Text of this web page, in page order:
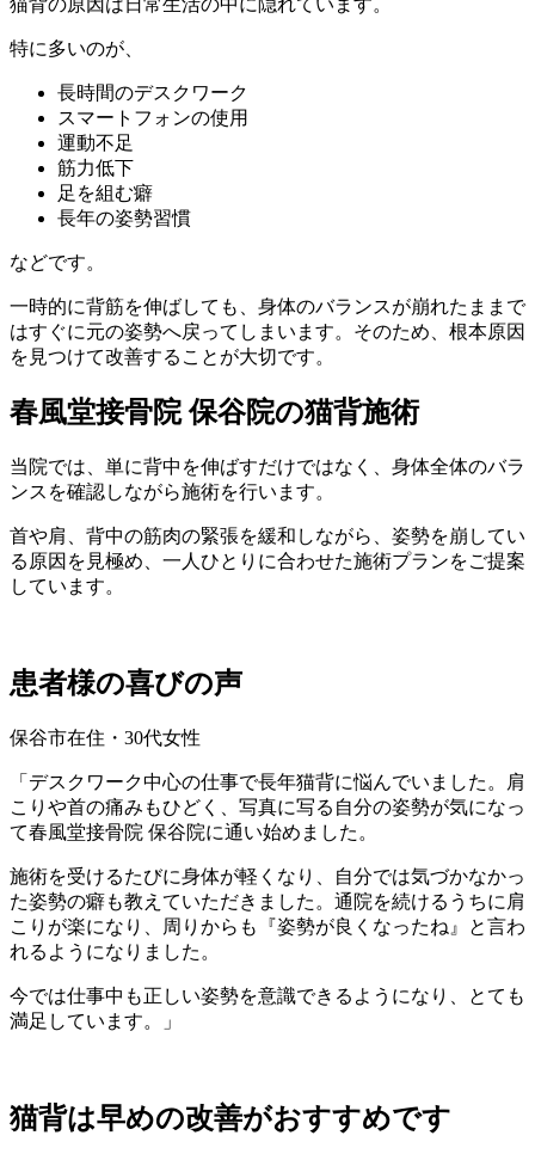
特に多いのが、
長時間のデスクワーク
スマートフォンの使用
運動不足
筋力低下
足を組む癖
長年の姿勢習慣
などです。
一時的に背筋を伸ばしても、身体のバランスが崩れたままで
はすぐに元の姿勢へ戻ってしまいます。そのため、根本原因
を見つけて改善することが大切です。
春風堂接骨院 保谷院の猫背施術
当院では、単に背中を伸ばすだけではなく、身体全体のバラ
ンスを確認しながら施術を行います。
首や肩、背中の筋肉の緊張を緩和しながら、姿勢を崩してい
る原因を見極め、一人ひとりに合わせた施術プランをご提案
しています。
患者様の喜びの声
保谷市在住・30代女性
「デスクワーク中心の仕事で長年猫背に悩んでいました。肩
こりや首の痛みもひどく、写真に写る自分の姿勢が気になっ
て春風堂接骨院 保谷院に通い始めました。
施術を受けるたびに身体が軽くなり、自分では気づかなかっ
た姿勢の癖も教えていただきました。通院を続けるうちに肩
こりが楽になり、周りからも『姿勢が良くなったね』と言わ
れるようになりました。
今では仕事中も正しい姿勢を意識できるようになり、とても
満足しています。」
猫背は早めの改善がおすすめです